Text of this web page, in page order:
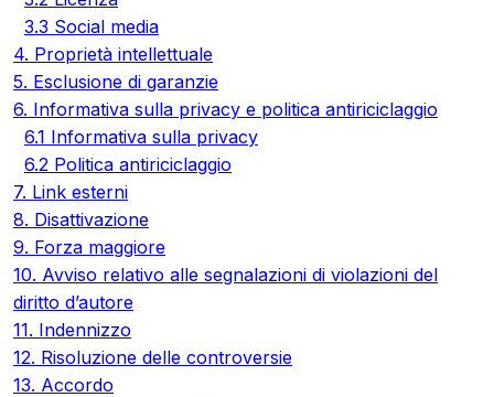
3.3 Social media
4. Proprietà intellettuale
5. Esclusione di garanzie
6. Informativa sulla privacy e politica antiriciclaggio
6.1 Informativa sulla privacy
6.2 Politica antiriciclaggio
7. Link esterni
8. Disattivazione
9. Forza maggiore
10. Avviso relativo alle segnalazioni di violazioni del
diritto d’autore
11. Indennizzo
12. Risoluzione delle controversie
13. Accordo